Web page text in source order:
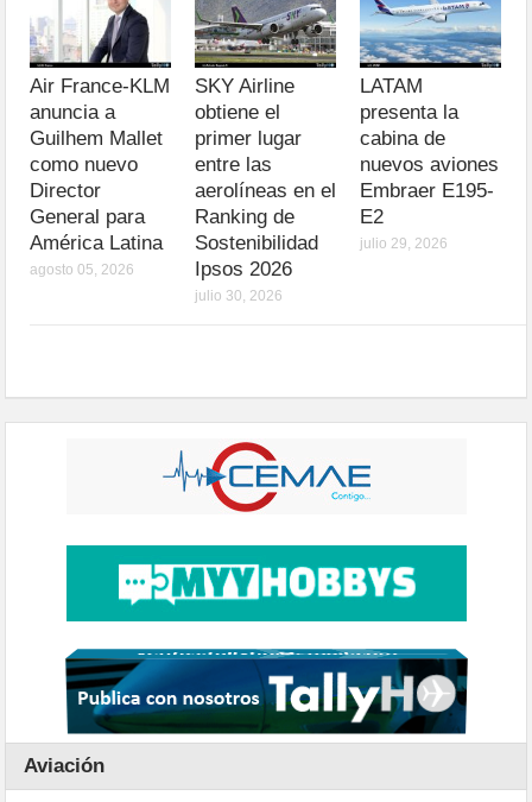
Air France-KLM
anuncia a
Guilhem Mallet
como nuevo
Director
General para
América Latina
agosto 05, 2026
SKY Airline
obtiene el
primer lugar
entre las
aerolíneas en el
Ranking de
Sostenibilidad
Ipsos 2026
julio 30, 2026
LATAM
presenta la
cabina de
nuevos aviones
Embraer E195-
E2
julio 29, 2026
Aviación